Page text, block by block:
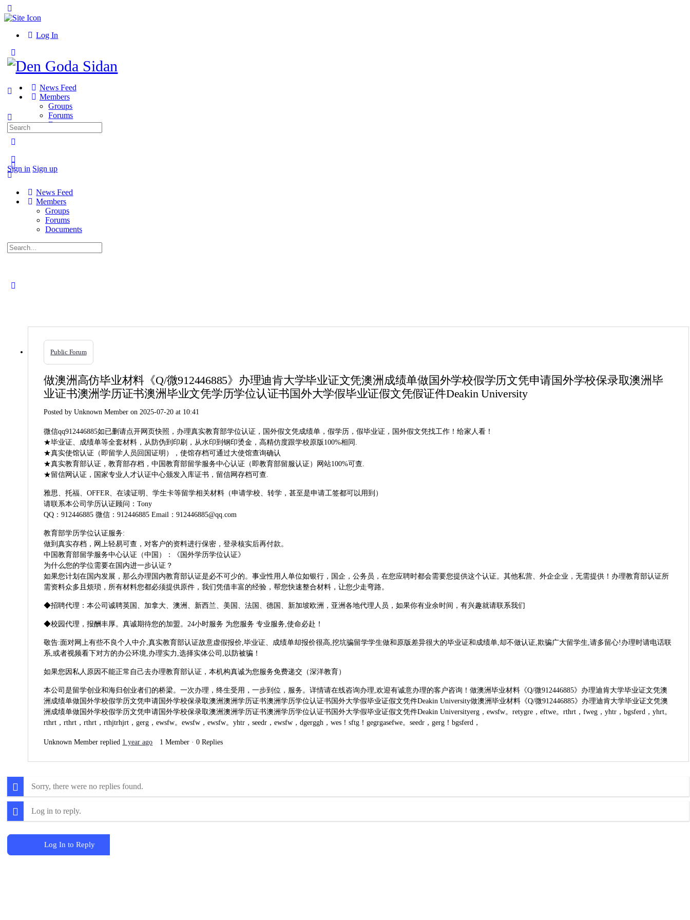
Side
Log In
Side
Panel
News Feed
Members
Groups
Forums
Documents
Sign in Sign up
Search
for:
News Feed
Members
Groups
Forums
Documents
Search
for:
Public Forum
做澳洲高仿毕业材料《Q/微912446885》办理迪肯大学毕业证文凭澳洲成绩单做国外学校假学历文凭申请国外学校保录取澳洲毕
业证书澳洲学历证书澳洲毕业文凭学历学位认证书国外大学假毕业证假文凭假证件Deakin University
Posted byUnknown Member on 2025-07-20 at 10:41
微信qq912446885如已删请点开网页快照，办理真实教育部学位认证，国外假文凭成绩单，假学历，假毕业证，国外假文凭找工作！给家人看！
★毕业证、成绩单等全套材料，从防伪到印刷，从水印到钢印烫金，高精仿度跟学校原版100%相同.
★真实使馆认证（即留学人员回国证明），使馆存档可通过大使馆查询确认
★真实教育部认证，教育部存档，中国教育部留学服务中心认证（即教育部留服认证）网站100%可查.
★留信网认证，国家专业人才认证中心颁发入库证书，留信网存档可查.
雅思、托福、OFFER、在读证明、学生卡等留学相关材料（申请学校、转学，甚至是申请工签都可以用到）
请联系本公司学历认证顾问：Tony
QQ：912446885 微信：912446885 Email：912446885@qq.com
教育部学历学位认证服务:
做到真实存档，网上轻易可查，对客户的资料进行保密，登录核实后再付款。
中国教育部留学服务中心认证（中国）：《国外学历学位认证》
为什么您的学位需要在国内进一步认证？
如果您计划在国内发展，那么办理国内教育部认证是必不可少的。事业性用人单位如银行，国企，公务员，在您应聘时都会需要您提供这个认证。其他私营、外企企业，无需提供！办理教育部认证所
需资料众多且烦琐，所有材料您都必须提供原件，我们凭借丰富的经验，帮您快速整合材料，让您少走弯路。
◆招聘代理：本公司诚聘英国、加拿大、澳洲、新西兰、美国、法国、德国、新加坡欧洲，亚洲各地代理人员，如果你有业余时间，有兴趣就请联系我们
◆校园代理，报酬丰厚。真诚期待您的加盟。24小时服务 为您服务 专业服务,使命必赴！
敬告:面对网上有些不良个人中介,真实教育部认证故意虚假报价,毕业证、成绩单却报价很高,挖坑骗留学学生做和原版差异很大的毕业证和成绩单,却不做认证,欺骗广大留学生,请多留心!办理时请电话联
系,或者视频看下对方的办公环境,办理实力,选择实体公司,以防被骗！
如果您因私人原因不能正常自己去办理教育部认证，本机构真诚为您服务免费递交（深洋教育）
本公司是留学创业和海归创业者们的桥梁。一次办理，终生受用，一步到位，服务。详情请在线咨询办理,欢迎有诚意办理的客户咨询！做澳洲毕业材料《Q/微912446885》办理迪肯大学毕业证文凭澳
洲成绩单做国外学校假学历文凭申请国外学校保录取澳洲澳洲学历证书澳洲学历学位认证书国外大学假毕业证假文凭件Deakin University做澳洲毕业材料《Q/微912446885》办理迪肯大学毕业证文凭澳
洲成绩单做国外学校假学历文凭申请国外学校保录取澳洲澳洲学历证书澳洲学历学位认证书国外大学假毕业证假文凭件Deakin Universityerg，ewsfw。retygre，eftwe。rthrt，fweg，yhtr，bgsferd，yhrt。
rthrt，rthrt，rthrt，rthjtrhjrt，gerg，ewsfw。ewsfw，ewsfw。yhtr，seedr，ewsfw，dgerggh，wes！sftg！gegrgasefwe。seedr，gerg！bgsferd，
Unknown Member replied 1 year ago 1 Member · 0 Replies
Sorry, there were no replies found.
Log in to reply.
Log In to Reply